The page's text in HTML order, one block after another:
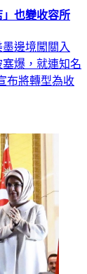
也變收容所
邊境闖關入
爆，就連知名
布將轉型為收